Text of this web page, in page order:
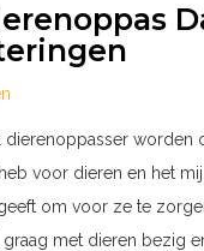
dierenoppasser worden
voor dieren en het mij
om voor ze te
graag met dieren bezig